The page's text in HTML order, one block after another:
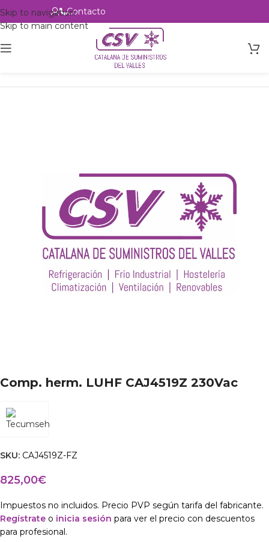
Skip to navigation
Skip to main content
Contacto
csvalles
Comp. herm. LUHF CAJ4519Z 230Vac
SKU: CAJ4519Z-FZ
825,00€
Impuestos no incluidos. Precio PVP según tarifa del fabricante.
Regístrate o inicia sesión para ver el precio con descuentos
para profesional.